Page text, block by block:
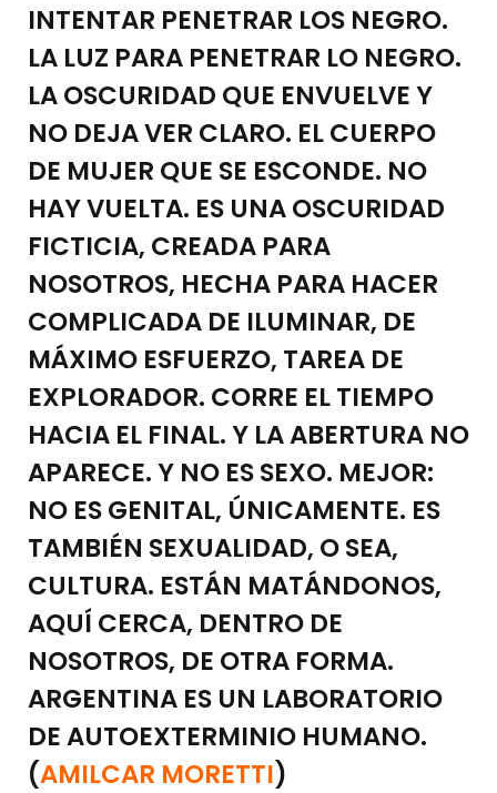
INTENTAR PENETRAR LOS NEGRO.
LA LUZ PARA PENETRAR LO NEGRO.
LA OSCURIDAD QUE ENVUELVE Y
NO DEJA VER CLARO. EL CUERPO
DE MUJER QUE SE ESCONDE. NO
HAY VUELTA. ES UNA OSCURIDAD
FICTICIA, CREADA PARA
NOSOTROS, HECHA PARA HACER
COMPLICADA DE ILUMINAR, DE
MÁXIMO ESFUERZO, TAREA DE
EXPLORADOR. CORRE EL TIEMPO
HACIA EL FINAL. Y LA ABERTURA NO
APARECE. Y NO ES SEXO. MEJOR:
NO ES GENITAL, ÚNICAMENTE. ES
TAMBIÉN SEXUALIDAD, O SEA,
CULTURA. ESTÁN MATÁNDONOS,
AQUÍ CERCA, DENTRO DE
NOSOTROS, DE OTRA FORMA.
ARGENTINA ES UN LABORATORIO
DE AUTOEXTERMINIO HUMANO.
(AMILCAR MORETTI)